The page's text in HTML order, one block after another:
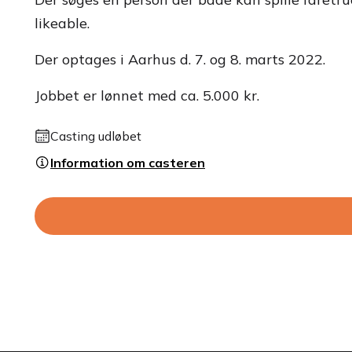
likeable.
Der optages i Aarhus d. 7. og 8. marts 2022.
Jobbet er lønnet med ca. 5.000 kr.
Casting udløbet
Information om casteren